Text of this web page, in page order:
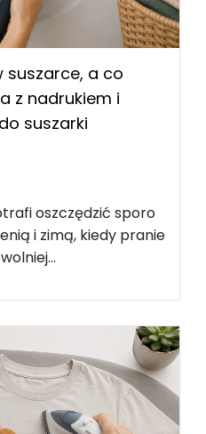
suszarce, a co
z nadrukiem i
suszarki
oszczędzić sporo
i zimą, kiedy pranie